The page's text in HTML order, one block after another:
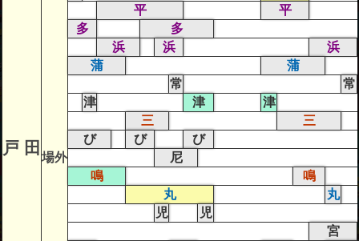
戸 田 場外
平
平
多
多
浜
浜
浜
蒲
蒲
常
常
津
津
津
三
三
び
び
び
尼
鳴
鳴
丸
丸
児
児
宮